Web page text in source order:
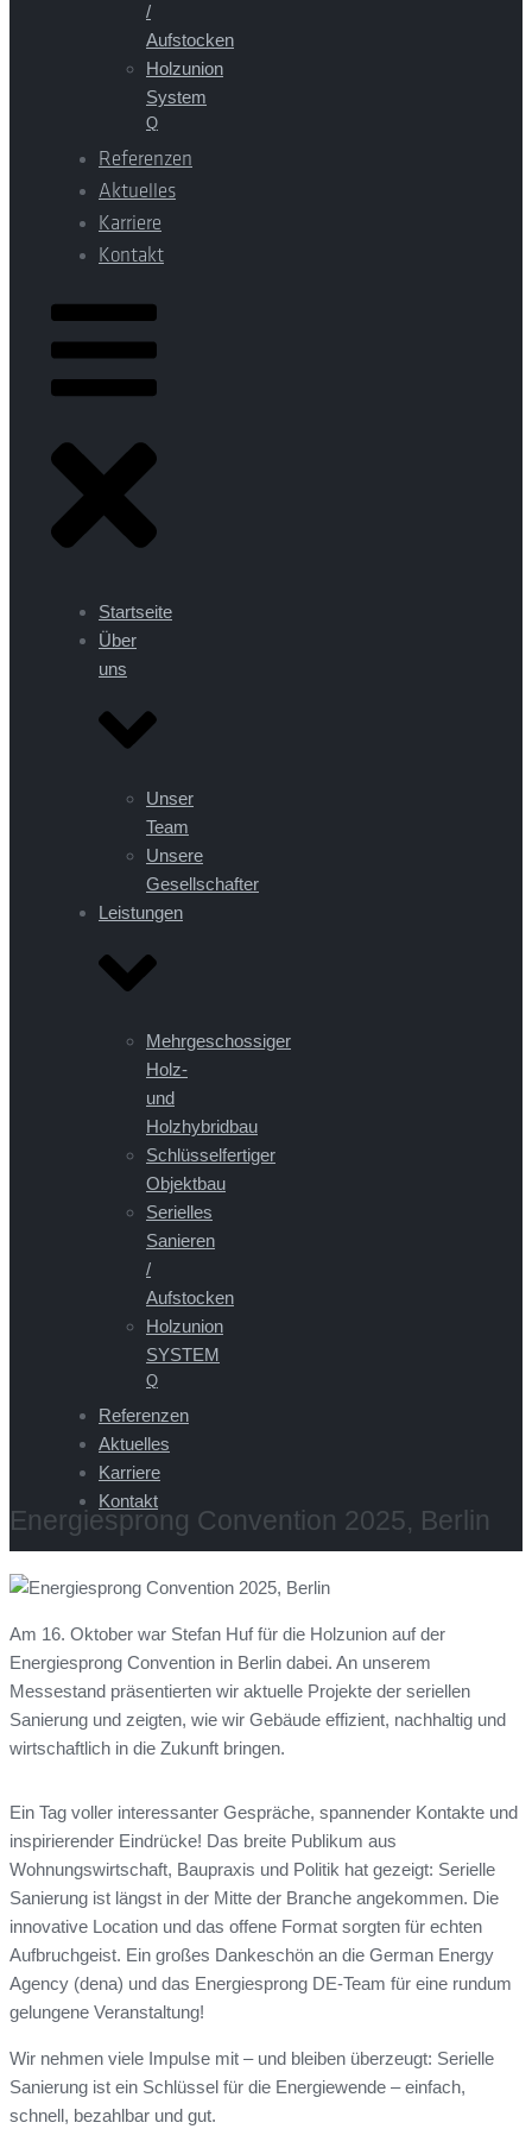
/
Aufstocken
Holzunion
System
Q
Referenzen
Aktuelles
Karriere
Kontakt
Startseite
Über
uns
Unser
Team
Unsere
Gesellschafter
Leistungen
Mehrgeschossiger
Holz-
und
Holzhybridbau
Schlüsselfertiger
Objektbau
Serielles
Sanieren
/
Aufstocken
Holzunion
SYSTEM
Q
Referenzen
Aktuelles
Karriere
Kontakt
Energiesprong Convention 2025, Berlin
Am 16. Oktober war Stefan Huf für die Holzunion auf der
Energiesprong Convention in Berlin dabei. An unserem
Messestand präsentierten wir aktuelle Projekte der seriellen
Sanierung und zeigten, wie wir Gebäude effizient, nachhaltig und
wirtschaftlich in die Zukunft bringen.
Ein Tag voller interessanter Gespräche, spannender Kontakte und
inspirierender Eindrücke! Das breite Publikum aus
Wohnungswirtschaft, Baupraxis und Politik hat gezeigt: Serielle
Sanierung ist längst in der Mitte der Branche angekommen. Die
innovative Location und das offene Format sorgten für echten
Aufbruchgeist. Ein großes Dankeschön an die German Energy
Agency (dena) und das Energiesprong DE-Team für eine rundum
gelungene Veranstaltung!
Wir nehmen viele Impulse mit – und bleiben überzeugt: Serielle
Sanierung ist ein Schlüssel für die Energiewende – einfach,
schnell, bezahlbar und gut.